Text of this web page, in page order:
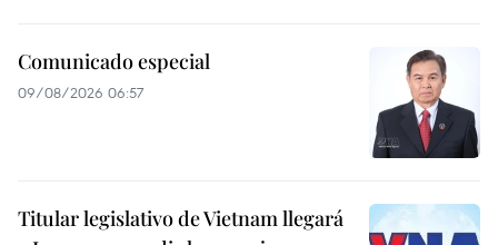
Comunicado especial
09/08/2026 06:57
Titular legislativo de Vietnam llegará